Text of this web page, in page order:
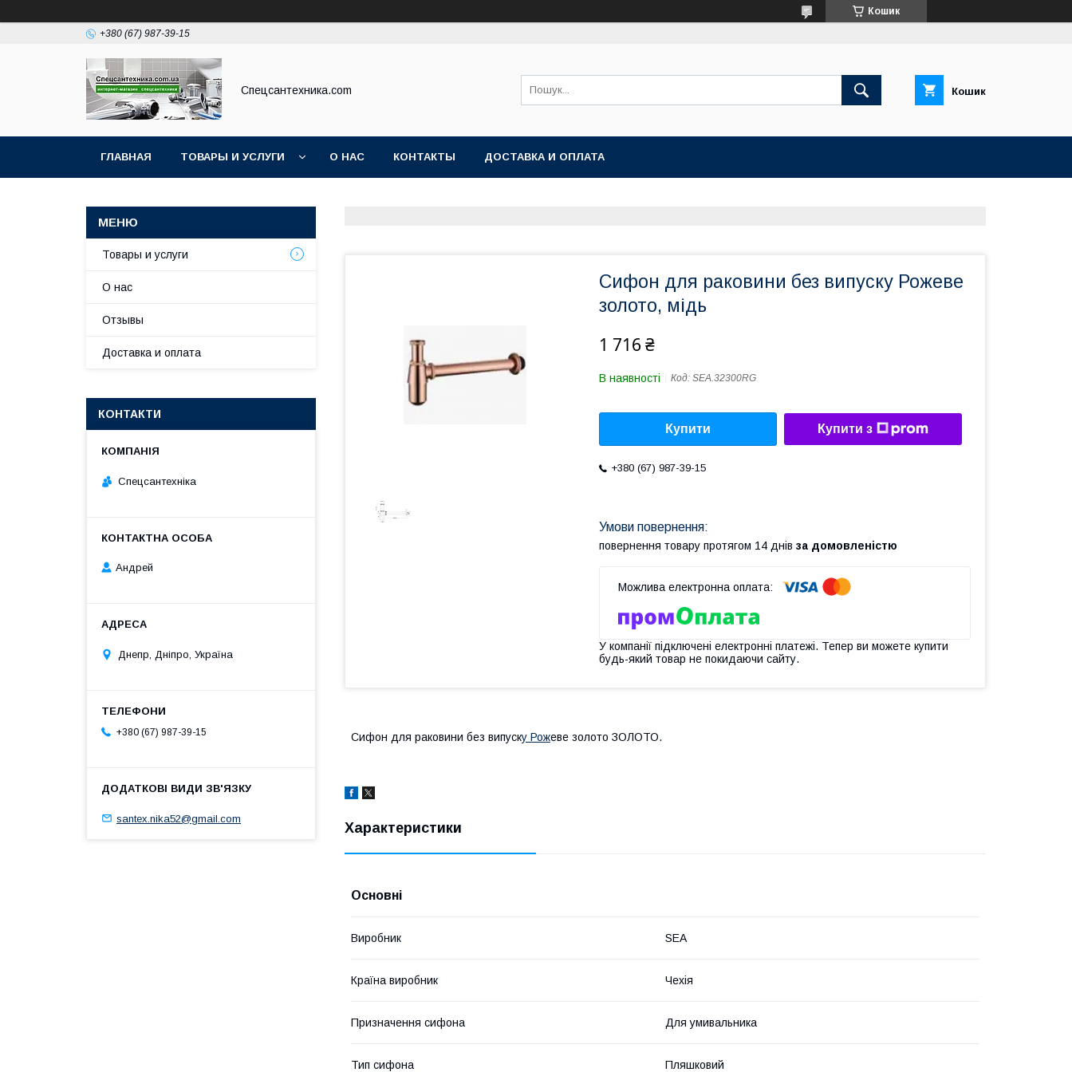
Кошик
+380 (67) 987-39-15
Спецсантехника.com Кошик
ГЛАВНАЯ ТОВАРЫ И УСЛУГИ О НАС КОНТАКТЫ ДОСТАВКА И ОПЛАТА
Сифон для раковини без випуску Рожеве
золото, мідь
1 716 ₴
В наявності Код: SEA.32300RG
Купити Купити з
+380 (67) 987-39-15
повернення товару протягом 14 днів за домовленістю
У компанії підключені електронні платежі. Тепер ви можете купити
будь-який товар не покидаючи сайту.
Сифон для раковини без випуску Рожеве золото ЗОЛОТО.
Характеристики
Основні
Виробник SEA
Країна виробник Чехія
Призначення сифона Для умивальника
Тип сифона Пляшковий
Товары и услуги
О нас
Отзывы
Доставка и оплата
КОНТАКТИ
Спецсантехніка
Андрей
Днепр, Дніпро, Україна
+380 (67) 987-39-15
santex.nika52@gmail.com